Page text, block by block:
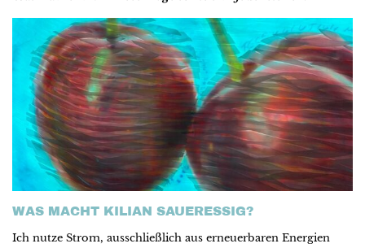
WAS MACHT KILIAN SAUERESSIG?
Ich nutze Strom, ausschließlich aus erneuerbaren Energien